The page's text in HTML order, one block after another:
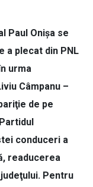
Paul Onişa se
a plecat din PNL
urma
Câmpanu –
de pe
conduceri a
readucerea
Pentru